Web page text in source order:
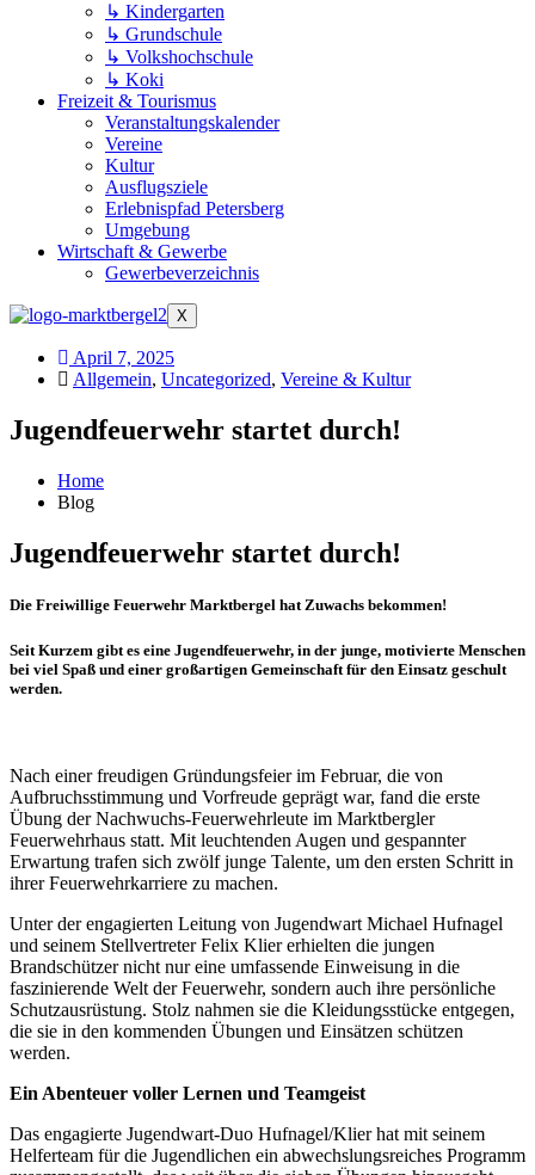
↳ Kindergarten
↳ Grundschule
↳ Volkshochschule
↳ Koki
Freizeit & Tourismus
Veranstaltungskalender
Vereine
Kultur
Ausflugsziele
Erlebnispfad Petersberg
Umgebung
Wirtschaft & Gewerbe
Gewerbeverzeichnis
X
April 7, 2025
Allgemein, Uncategorized, Vereine & Kultur
Jugendfeuerwehr startet durch!
Home
Blog
Jugendfeuerwehr startet durch!
Die Freiwillige Feuerwehr Marktbergel hat Zuwachs bekommen!
Seit Kurzem gibt es eine Jugendfeuerwehr, in der junge, motivierte Menschen
bei viel Spaß und einer großartigen Gemeinschaft für den Einsatz geschult
werden.
Nach einer freudigen Gründungsfeier im Februar, die von
Aufbruchsstimmung und Vorfreude geprägt war, fand die erste
Übung der Nachwuchs-Feuerwehrleute im Marktbergler
Feuerwehrhaus statt. Mit leuchtenden Augen und gespannter
Erwartung trafen sich zwölf junge Talente, um den ersten Schritt in
ihrer Feuerwehrkarriere zu machen.
Unter der engagierten Leitung von Jugendwart Michael Hufnagel
und seinem Stellvertreter Felix Klier erhielten die jungen
Brandschützer nicht nur eine umfassende Einweisung in die
faszinierende Welt der Feuerwehr, sondern auch ihre persönliche
Schutzausrüstung. Stolz nahmen sie die Kleidungsstücke entgegen,
die sie in den kommenden Übungen und Einsätzen schützen
werden.
Ein Abenteuer voller Lernen und Teamgeist
Das engagierte Jugendwart-Duo Hufnagel/Klier hat mit seinem
Helferteam für die Jugendlichen ein abwechslungsreiches Programm